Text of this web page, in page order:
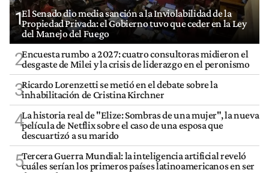
1El Senado dio media sanción a la Inviolabilidad de la
Propiedad Privada: el Gobierno tuvo que ceder en la Ley
del Manejo del Fuego
2Encuesta rumbo a 2027: cuatro consultoras midieron el
desgaste de Milei y la crisis de liderazgo en el peronismo
3Ricardo Lorenzetti se metió en el debate sobre la
inhabilitación de Cristina Kirchner
4La historia real de "Elize: Sombras de una mujer", la nueva
película de Netflix sobre el caso de una esposa que
descuartizó a su marido
5Tercera Guerra Mundial: la inteligencia artificial reveló
cuáles serían los primeros países latinoamericanos en ser